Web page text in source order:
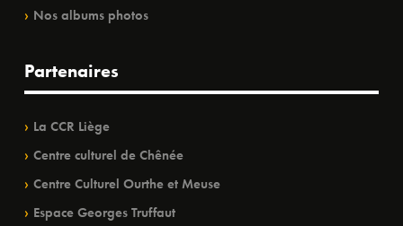
Nos albums photos
Partenaires
La CCR Liège
Centre culturel de Chênée
Centre Culturel Ourthe et Meuse
Espace Georges Truffaut